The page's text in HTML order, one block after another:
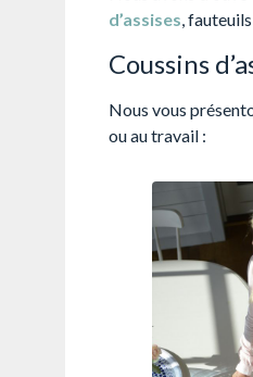
d’assises,
Coussins
Nous vous
ou au travail :